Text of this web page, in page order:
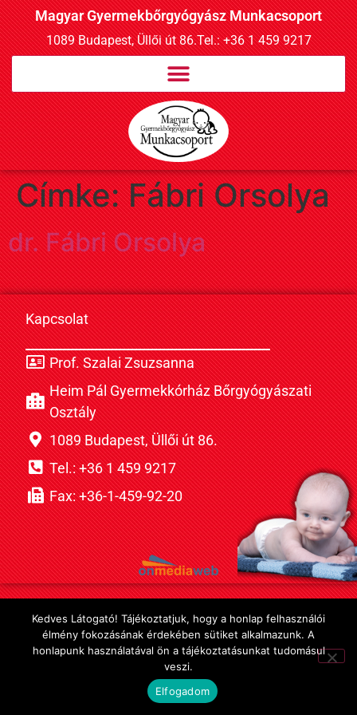
Magyar Gyermekbőrgyógyász Munkacsoport
1089 Budapest, Üllői út 86.Tel.: +36 1 459 9217
Címke:Fábri Orsolya
dr. Fábri Orsolya
Kapcsolat
Prof. Szalai Zsuzsanna
Heim Pál Gyermekkórház Bőrgyógyászati
Osztály
1089 Budapest, Üllői út 86.
Tel.: +36 1 459 9217
Fax: +36-1-459-92-20
Kedves Látogató! Tájékoztatjuk, hogy a honlap felhasználói
élmény fokozásának érdekében sütiket alkalmazunk. A
honlapunk használatával ön a tájékoztatásunkat tudomásul
veszi.
Elfogadom